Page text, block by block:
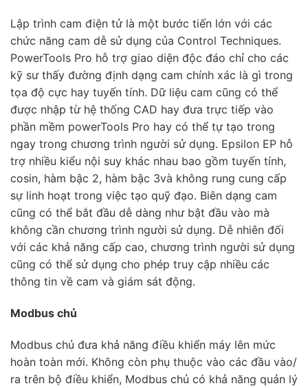
Lập trình cam điện tử là một bước tiến lớn với các
chức năng cam dễ sử dụng của Control Techniques.
PowerTools Pro hỗ trợ giao diện độc đáo chỉ cho các
kỹ sư thấy đường định dạng cam chính xác là gì trong
tọa độ cực hay tuyến tính. Dữ liệu cam cũng có thể
được nhập từ hệ thống CAD hay đưa trực tiếp vào
phần mềm powerTools Pro hay có thể tự tạo trong
ngay trong chương trình người sử dụng. Epsilon EP hỗ
trợ nhiều kiểu nội suy khác nhau bao gồm tuyến tính,
cosin, hàm bậc 2, hàm bậc 3và không rung cung cấp
sự linh hoạt trong việc tạo quỹ đạo. Biên dạng cam
cũng có thể bắt đầu dễ dàng như bật đầu vào mà
không cần chương trình người sử dụng. Dễ nhiên đối
với các khả năng cấp cao, chương trình người sử dụng
cũng có thể sử dụng cho phép truy cập nhiều các
thông tin về cam và giám sát động.
Modbus chủ
Modbus chủ đưa khả năng điều khiển máy lên mức
hoàn toàn mới. Không còn phụ thuộc vào các đầu vào/
ra trên bộ điều khiển, Modbus chủ có khả năng quản lý